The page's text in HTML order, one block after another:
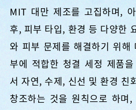
MIT 대만 제조를 고집하며,
후, 피부 타입, 환경 등 다양한
와 피부 문제를 해결하기 위해
부에 적합한 청결 세정 제품
서 자연, 수제, 신선 및 환경 친
창조하는 것을 원칙으로 하며